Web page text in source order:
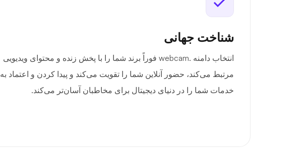
شناخت جهانی
انتخاب دامنه .webcam فوراً برند شما را با پخش زنده و محتوای ویدیویی
مرتبط می‌کند، حضور آنلاین شما را تقویت می‌کند و پیدا کردن و اعتماد به
خدمات شما را در دنیای دیجیتال برای مخاطبان آسان‌تر می‌کند.